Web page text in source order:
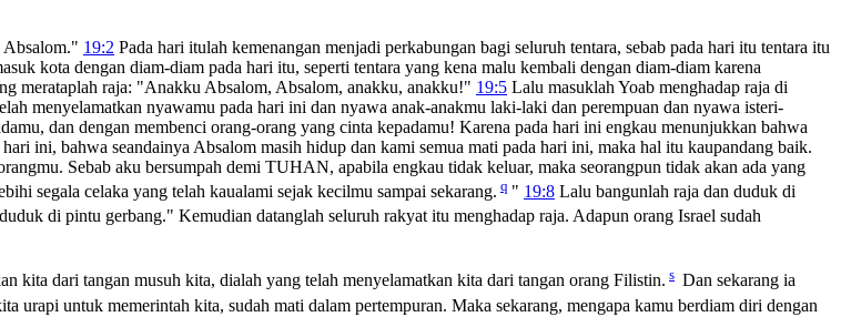
Absalom." 19:2 Pada hari itulah kemenangan menjadi perkabungan bagi seluruh tentara, sebab pada hari itu tentara itu
kota dengan diam-diam pada hari itu, seperti tentara yang kena malu kembali dengan diam-diam karena
merataplah raja: "Anakku Absalom, Absalom, anakku, anakku!" 19:5 Lalu masuklah Yoab menghadap raja di
menyelamatkan nyawamu pada hari ini dan nyawa anak-anakmu laki-laki dan perempuan dan nyawa isteri-
dan dengan membenci orang-orang yang cinta kepadamu! Karena pada hari ini engkau menunjukkan bahwa
ini, bahwa seandainya Absalom masih hidup dan kami semua mati pada hari ini, maka hal itu kaupandang baik.
Sebab aku bersumpah demi TUHAN, apabila engkau tidak keluar, maka seorangpun tidak akan ada yang
segala celaka yang telah kaualami sejak kecilmu sampai sekarang. q " 19:8 Lalu bangunlah raja dan duduk di
di pintu gerbang." Kemudian datanglah seluruh rakyat itu menghadap raja. Adapun orang Israel sudah
kita dari tangan musuh kita, dialah yang telah menyelamatkan kita dari tangan orang Filistin. s Dan sekarang ia
urapi untuk memerintah kita, sudah mati dalam pertempuran. Maka sekarang, mengapa kamu berdiam diri dengan